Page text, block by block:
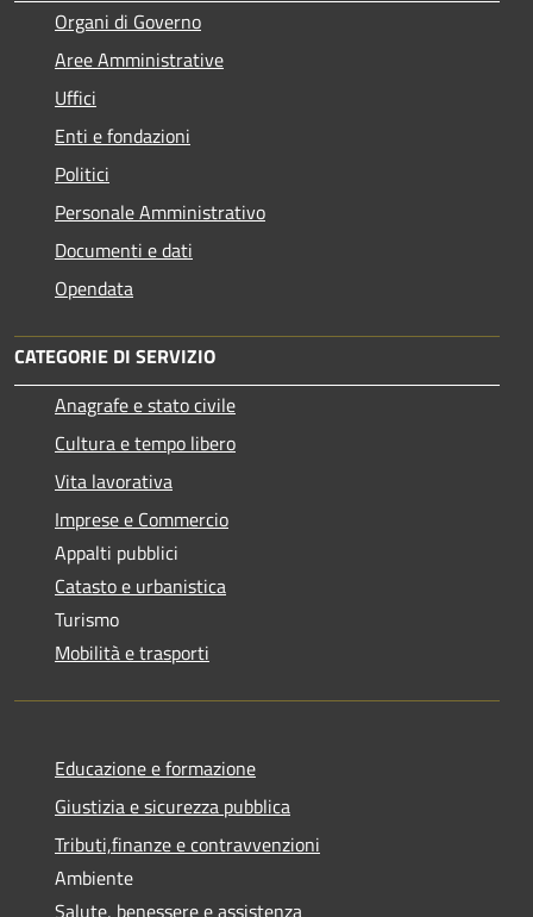
Organi di Governo
Aree Amministrative
Uffici
Enti e fondazioni
Politici
Personale Amministrativo
Documenti e dati
Opendata
CATEGORIE DI SERVIZIO
Anagrafe e stato civile
Cultura e tempo libero
Vita lavorativa
Imprese e Commercio
Appalti pubblici
Catasto e urbanistica
Turismo
Mobilità e trasporti
Educazione e formazione
Giustizia e sicurezza pubblica
Tributi,finanze e contravvenzioni
Ambiente
Salute, benessere e assistenza